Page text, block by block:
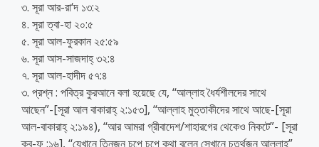
৩. সূরা আর-রা‘দ ১৩:২
৪. সূরা ত্বা-হা ২০:৫
৫. সূরা আল-ফুরকান ২৫:৫৯
৬. সূরা আস-সাজদাহ্ ৩২:৪
৭. সূরা আল-হাদীদ ৫৭:৪
৩. প্রশ্ন : পবিত্র কুরআনে বলা হয়েছে যে, ‘‘আল্লাহ ধৈর্যশীলদের সাথে
আছেন”-[সূরা আল বাকারাহ্ ২:১৫৩], ‘‘আল্লাহ মুত্তাকীদের সাথে আছে-[সূরা
আল-বাকারাহ্ ২:১৯৪), ‘‘আর আমরা গ্রীবাদেশ/শাহারগের থেকেও নিকটে”- [সূরা
ক্ব-ফ :১৬], ‘‘যেখানে তিনজন চুপে চুপে কথা বলেন সেখানে চতুর্থজন আল্লাহ”